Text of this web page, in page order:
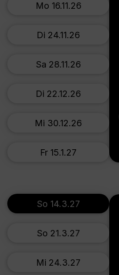
Mo 16.11.26
Di 24.11.26
Sa 28.11.26
Di 22.12.26
Mi 30.12.26
Fr 15.1.27
So 14.3.27
So 21.3.27
Mi 24.3.27